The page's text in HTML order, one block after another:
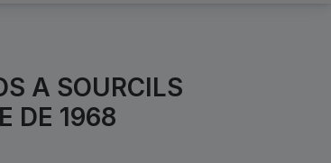
A SOURCILS
DE 1968